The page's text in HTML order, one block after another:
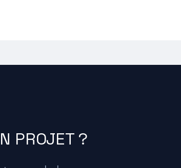
PROJET ?